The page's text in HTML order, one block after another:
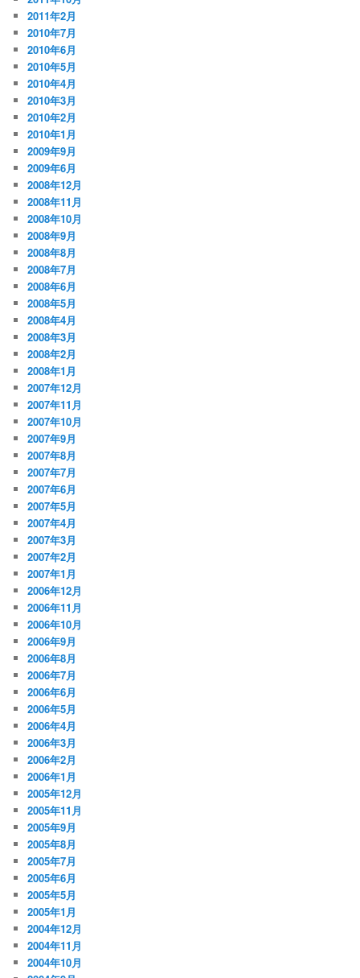
2011年2月
2010年7月
2010年6月
2010年5月
2010年4月
2010年3月
2010年2月
2010年1月
2009年9月
2009年6月
2008年12月
2008年11月
2008年10月
2008年9月
2008年8月
2008年7月
2008年6月
2008年5月
2008年4月
2008年3月
2008年2月
2008年1月
2007年12月
2007年11月
2007年10月
2007年9月
2007年8月
2007年7月
2007年6月
2007年5月
2007年4月
2007年3月
2007年2月
2007年1月
2006年12月
2006年11月
2006年10月
2006年9月
2006年8月
2006年7月
2006年6月
2006年5月
2006年4月
2006年3月
2006年2月
2006年1月
2005年12月
2005年11月
2005年9月
2005年8月
2005年7月
2005年6月
2005年5月
2005年1月
2004年12月
2004年11月
2004年10月